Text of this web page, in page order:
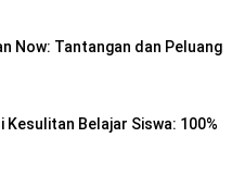
Now: Tantangan dan Peluang
Kesulitan Belajar Siswa: 100%